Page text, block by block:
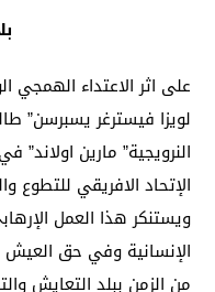
على اثر الاعتداء الهمجي
النرويجية” مارين
الإتحاد الافريقي للتطوع
ويستنكر هذا العمل
الإنسانية وفي حق
من الزمن ببلد التعايش